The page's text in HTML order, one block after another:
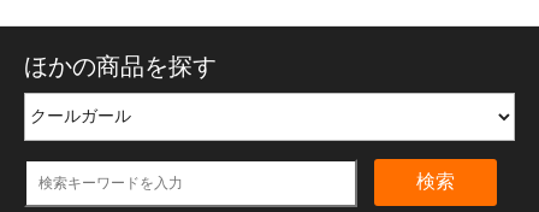
ほかの商品を探す
検索